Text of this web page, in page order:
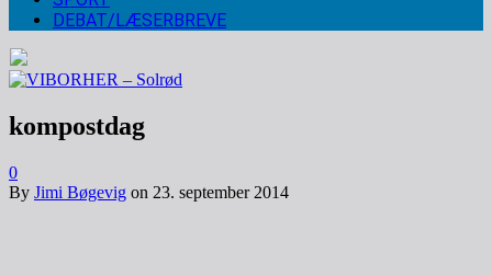
DEBAT/LÆSERBREVE
kompostdag
0
By Jimi Bøgevig on 23. september 2014